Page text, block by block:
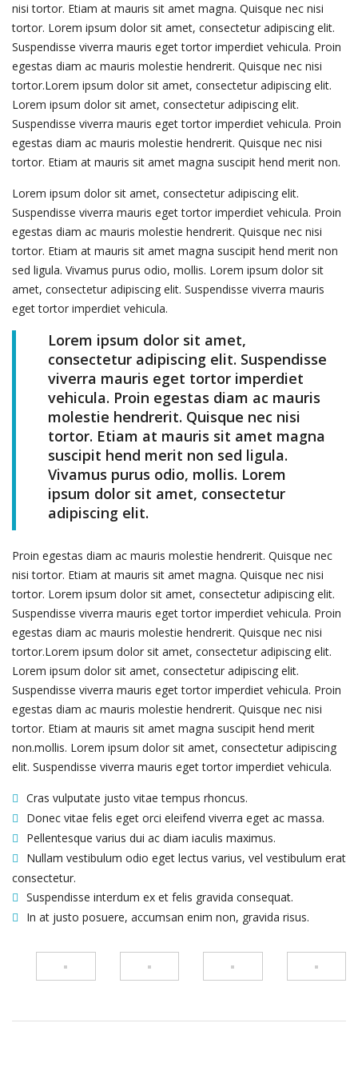
nisi tortor. Etiam at mauris sit amet magna. Quisque nec nisi
tortor. Lorem ipsum dolor sit amet, consectetur adipiscing elit.
Suspendisse viverra mauris eget tortor imperdiet vehicula. Proin
egestas diam ac mauris molestie hendrerit. Quisque nec nisi
tortor.Lorem ipsum dolor sit amet, consectetur adipiscing elit.
Lorem ipsum dolor sit amet, consectetur adipiscing elit.
Suspendisse viverra mauris eget tortor imperdiet vehicula. Proin
egestas diam ac mauris molestie hendrerit. Quisque nec nisi
tortor. Etiam at mauris sit amet magna suscipit hend merit non.
Lorem ipsum dolor sit amet, consectetur adipiscing elit.
Suspendisse viverra mauris eget tortor imperdiet vehicula. Proin
egestas diam ac mauris molestie hendrerit. Quisque nec nisi
tortor. Etiam at mauris sit amet magna suscipit hend merit non
sed ligula. Vivamus purus odio, mollis. Lorem ipsum dolor sit
amet, consectetur adipiscing elit. Suspendisse viverra mauris
eget tortor imperdiet vehicula.
Lorem ipsum dolor sit amet,
consectetur adipiscing elit. Suspendisse
viverra mauris eget tortor imperdiet
vehicula. Proin egestas diam ac mauris
molestie hendrerit. Quisque nec nisi
tortor. Etiam at mauris sit amet magna
suscipit hend merit non sed ligula.
Vivamus purus odio, mollis. Lorem
ipsum dolor sit amet, consectetur
adipiscing elit.
Proin egestas diam ac mauris molestie hendrerit. Quisque nec
nisi tortor. Etiam at mauris sit amet magna. Quisque nec nisi
tortor. Lorem ipsum dolor sit amet, consectetur adipiscing elit.
Suspendisse viverra mauris eget tortor imperdiet vehicula. Proin
egestas diam ac mauris molestie hendrerit. Quisque nec nisi
tortor.Lorem ipsum dolor sit amet, consectetur adipiscing elit.
Lorem ipsum dolor sit amet, consectetur adipiscing elit.
Suspendisse viverra mauris eget tortor imperdiet vehicula. Proin
egestas diam ac mauris molestie hendrerit. Quisque nec nisi
tortor. Etiam at mauris sit amet magna suscipit hend merit
non.mollis. Lorem ipsum dolor sit amet, consectetur adipiscing
elit. Suspendisse viverra mauris eget tortor imperdiet vehicula.
Cras vulputate justo vitae tempus rhoncus.
Donec vitae felis eget orci eleifend viverra eget ac massa.
Pellentesque varius dui ac diam iaculis maximus.
Nullam vestibulum odio eget lectus varius, vel vestibulum erat
consectetur.
Suspendisse interdum ex et felis gravida consequat.
In at justo posuere, accumsan enim non, gravida risus.